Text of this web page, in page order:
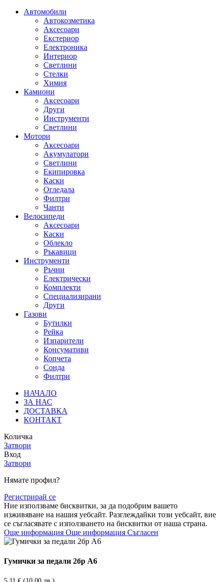
Автомобили
Автокозметика
Аксесоари
Екстериор
Електроника
Интериор
Светлини
Стелки
Химия
Камиони
Аксесоари
Други
Инструменти
Светлини
Мотори
Аксесоари
Акумулатори
Светлини
Екипировка
Каски
Огледала
Филтри
Чанти
Велосипеди
Аксесоари
Каски
Облекло
Ръкавици
Инструменти
Ръчни
Електрически
Комплекти
Специализирани
Други
Газови
Бутилки
Рейка
Изпарители
Консумативи
Копчета
Сонда
Филтри
НАЧАЛО
ЗА НАС
ДОСТАВКА
КОНТАКТ
Количка
Затвори
Вход
Затвори
Нямате профил?
Регистрирай се
Ние използваме бисквитки, за да подобрим вашето
изживяване на нашия уебсайт. Разглеждайки този уебсайт, вие
се съгласявате с използването на бисквитки от наша страна.
Още информация Още информация Съгласен
Гумички за педали 2бр А6